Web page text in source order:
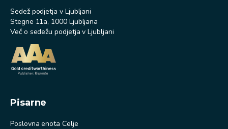
Sedež podjetja v Ljubljani
Stegne 11a, 1000 Ljubljana
Več o sedežu podjetja v Ljubljani
Pisarne
Poslovna enota Celje